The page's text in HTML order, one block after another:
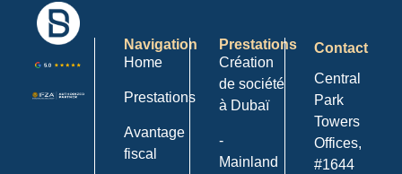
Navigation
Home
Prestations
Avantage
fiscal
Prestations
Création
de société
à Dubaï
-
Mainland
Contact
Central
Park
Towers
Offices,
#1644